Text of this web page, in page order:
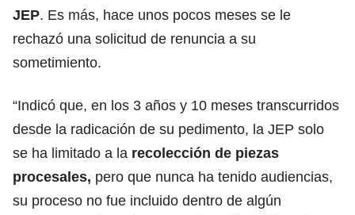
JEP. Es más, hace unos pocos meses se le
rechazó una solicitud de renuncia a su
sometimiento.
“Indicó que, en los 3 años y 10 meses transcurridos
desde la radicación de su pedimento, la JEP solo
se ha limitado a la recolección de piezas
procesales, pero que nunca ha tenido audiencias,
su proceso no fue incluido dentro de algún